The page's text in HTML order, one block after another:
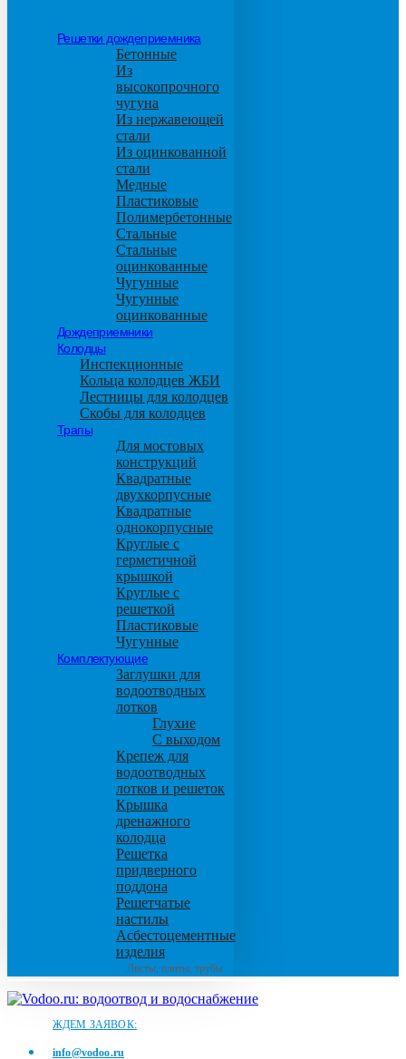
Решетки дождеприемника
Бетонные
Из
высокопрочного
чугуна
Из нержавеющей
стали
Из оцинкованной
стали
Медные
Пластиковые
Полимербетонные
Стальные
Стальные
оцинкованные
Чугунные
Чугунные
оцинкованные
Дождеприемники
Колодцы
Инспекционные
Кольца колодцев ЖБИ
Лестницы для колодцев
Скобы для колодцев
Трапы
Для мостовых
конструкций
Квадратные
двухкорпусные
Квадратные
однокорпусные
Круглые с
герметичной
крышкой
Круглые с
решеткой
Пластиковые
Чугунные
Комплектующие
Заглушки для
водоотводных
лотков
Глухие
С выходом
Крепеж для
водоотводных
лотков и решеток
Крышка
дренажного
колодца
Решетка
придверного
поддона
Решетчатые
настилы
Асбестоцементные
изделия
Листы, плиты, трубы
ЖДЕМ ЗАЯВОК:
info@vodoo.ru